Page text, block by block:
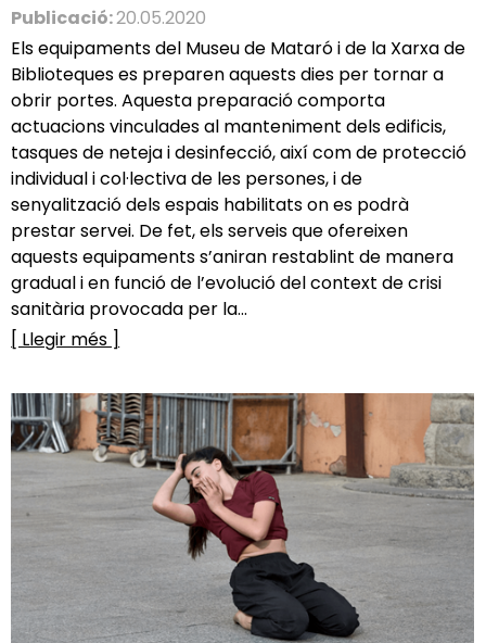
Publicació:20.05.2020
Els equipaments del Museu de Mataró i de la Xarxa de
Biblioteques es preparen aquests dies per tornar a
obrir portes. Aquesta preparació comporta
actuacions vinculades al manteniment dels edificis,
tasques de neteja i desinfecció, així com de protecció
individual i col·lectiva de les persones, i de
senyalització dels espais habilitats on es podrà
prestar servei. De fet, els serveis que ofereixen
aquests equipaments s’aniran restablint de manera
gradual i en funció de l’evolució del context de crisi
sanitària provocada per la...
[ Llegir més ]